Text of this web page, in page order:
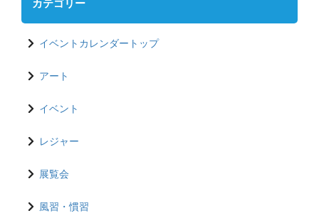
カテゴリー
イベントカレンダートップ
アート
イベント
レジャー
展覧会
風習・慣習